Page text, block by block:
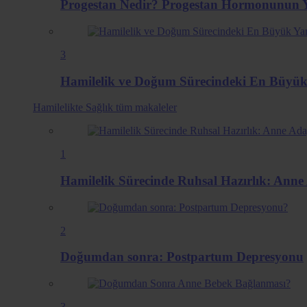
Progestan Nedir? Progestan Hormonunun
3
Hamilelik ve Doğum Sürecindeki En Büyük
Hamilelikte Sağlık tüm makaleler
1
Hamilelik Sürecinde Ruhsal Hazırlık:
2
Doğumdan sonra: Postpartum Depresyonu